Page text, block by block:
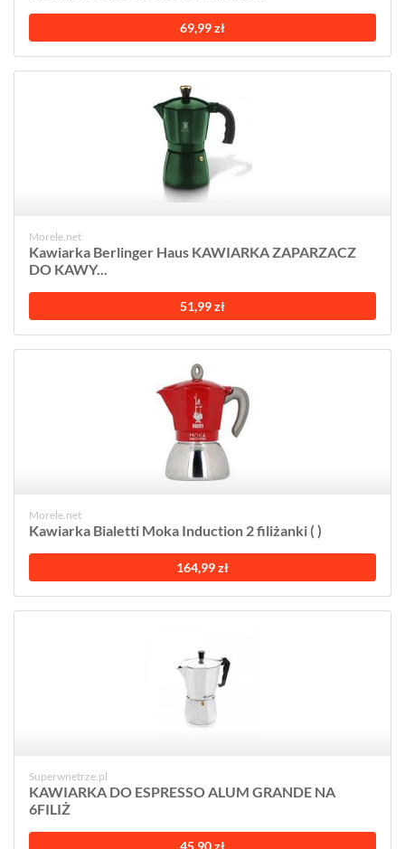
69,99 zł
Morele.net
Kawiarka Berlinger Haus KAWIARKA ZAPARZACZ
DO KAWY...
51,99 zł
Morele.net
Kawiarka Bialetti Moka Induction 2 filiżanki ( )
164,99 zł
Superwnetrze.pl
KAWIARKA DO ESPRESSO ALUM GRANDE NA
6FILIŻ
45,90 zł